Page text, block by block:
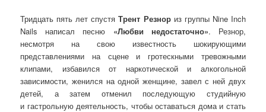
Тридцать пять лет спустяТрент Резнориз группы Nine Inch
Nails написал песню «Любви недостаточно». Резнор,
несмотря на свою известность шокирующими
представлениями на сцене и гротескными тревожными
клипами, избавился от наркотической и алкогольной
зависимости, женился на одной женщине, завел с ней двух
детей, а затем отменил последующую студийную
и гастрольную деятельность, чтобы оставаться дома и стать